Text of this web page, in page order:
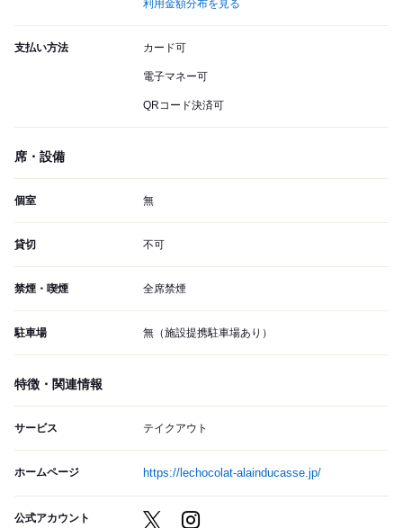
利用金額分布を見る
支払い方法 カード可
電子マネー可
QRコード決済可
席・設備
個室 無
貸切 不可
禁煙・喫煙 全席禁煙
駐車場 無（施設提携駐車場あり）
特徴・関連情報
サービス テイクアウト
ホームページ https://lechocolat-alainducasse.jp/
公式アカウント